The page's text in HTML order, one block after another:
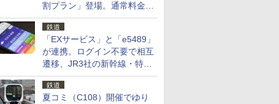
割プラン」登場。通常料金の
およそ半額でお得に夜活
鉄道
「EXサービス」と「e5489」
が連携。ログイン不要で相互
遷移、JR3社の新幹線・特急
予約をアプリで一括確認
鉄道
夏コミ（C108）開催でゆり